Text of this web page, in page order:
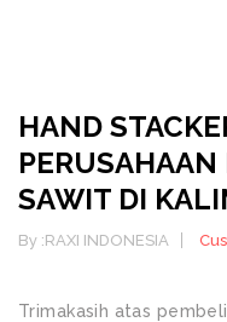
HAND
SAWIT DI
By :RAXI INDONESIA
Trimakasih atas